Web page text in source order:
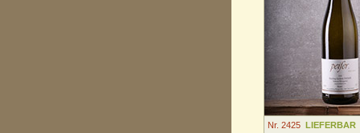
Nr. 2425 LIEFERBAR